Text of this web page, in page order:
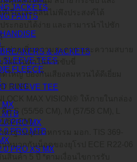
JACKETS
PANTS
& JACKETS
SLEEVE TEES
FLEECE
SLEEVE TEE
PRO MX
PRO MTB
PRO XS MX
เรียและกลิ่นไม่พึงประสงค์ได้
ะกอบได้ง่าย และสามารนำไปซัก
ช่วยเพิ่มความสะดวก และความสบาย
ใส่แว่นตาในการขับขี่
ใหญ่ ป้องกันเสียงลมหวนได้ดีเยี่ยม
RING
MAX VISION® ให้ภายในกล่อง
อ S (55/56 CM), M (57/58 CM), L
62 CM)
ตรฐานอุตสาหกรรม มอก. TIS 369-
นหมวกกันน็อคของยุโรป ECE R22-06
สินค้า 5 ปี *ตามเงื่อนไขการรับ